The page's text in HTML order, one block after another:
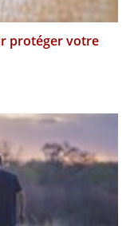
protéger votre